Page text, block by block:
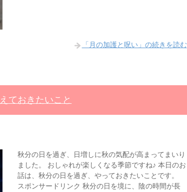
「月の加護と呪い」の続きを読む
ておきたいこと
秋分の日を過ぎ、日増しに秋の気配が高まってまいり
ました。 おしゃれが楽しくなる季節ですね♪ 本日のお
話は、秋分の日を過ぎ、やっておきたいことです。
スポンサードリンク 秋分の日を境に、陰の時間が長